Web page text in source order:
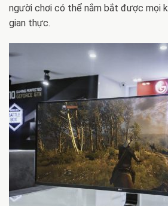
người chơi có thể nắm bắt được mọi
gian thực.